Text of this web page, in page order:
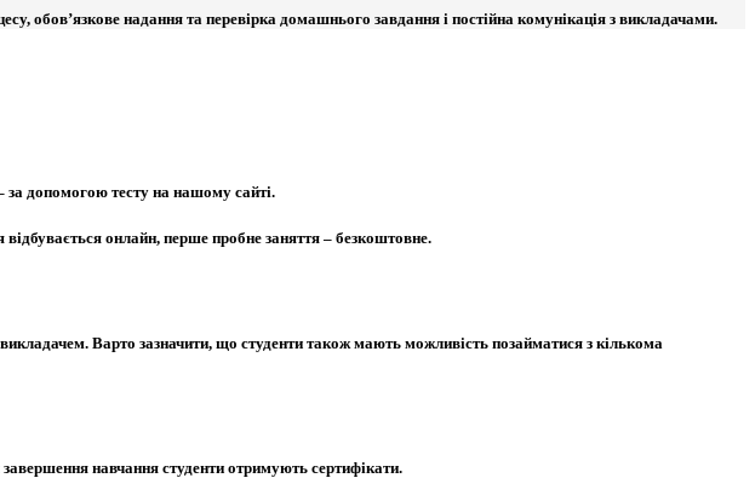
обов’язкове надання та перевірка домашнього завдання і постійна комунікація з викладачами.
допомогою тесту на нашому сайті.
онлайн, перше пробне заняття – безкоштовне.
Варто зазначити, що студенти також мають можливість позайматися з кількома
навчання студенти отримують сертифікати.